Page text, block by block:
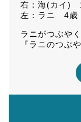
右：海(カイ)
左：ラニ 4歳
ラニがつぶや
『ラニのつぶ